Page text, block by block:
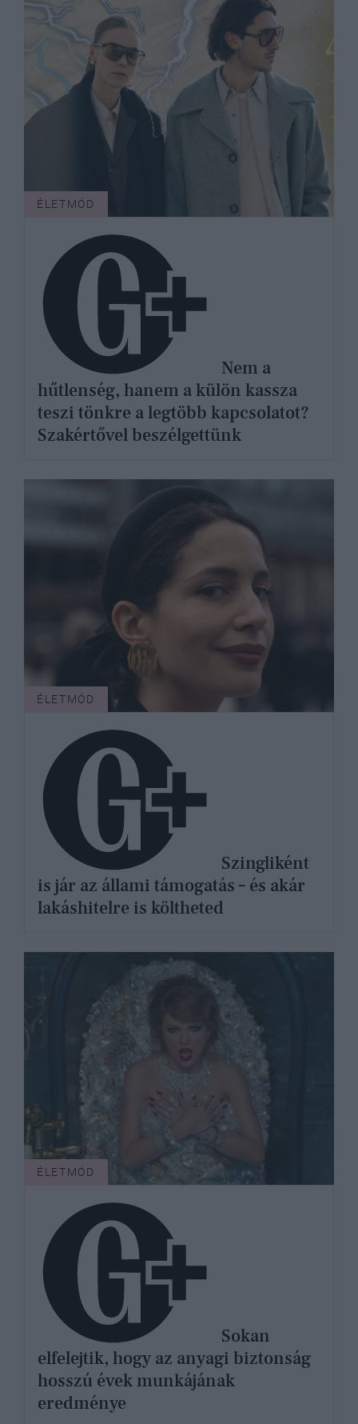
ÉLETMÓD
hűtlenség, hanem a külön kassza
teszi tönkre a legtöbb kapcsolatot?
Szakértővel beszélgettünk
ÉLETMÓD
Szingliként
is jár az állami támogatás – és akár
lakáshitelre is költheted
ÉLETMÓD
Sokan
elfelejtik, hogy az anyagi biztonság
hosszú évek munkájának
eredménye